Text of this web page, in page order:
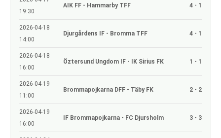
19:30
AIK FF - Hammarby TFF 4 - 1
2026-04-18
14:00
Djurgårdens IF - Bromma TFF 4 - 1
2026-04-18
16:00
Öztersund Ungdom IF - IK Sirius FK 1 - 1
2026-04-19
11:00
Brommapojkarna DFF - Täby FK 2 - 2
2026-04-19
16:00
IF Brommapojkarna - FC Djursholm 3 - 3